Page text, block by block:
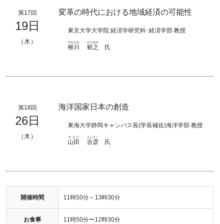
第17回
19日
（木）
変革の時代における地域経済の可能性
東京大学大学院 経済学研究科･経済学部 教授
柳川
やながわ
範之
のりゆき
氏
第18回
26日
（木）
海洋国家日本の創造
東海大学静岡キャンパス長(学長補佐)海洋学部 教授
山田
やまだ
吉彦
よしひこ
氏
開催時間 11時50分～13時30分
お食事 11時50分〜12時30分